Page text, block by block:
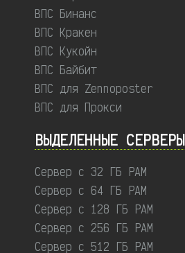
ВПС Бинанс
ВПС Кракен
ВПС Кукойн
ВПС Байбит
ВПС для Zennoposter
ВПС для Прокси
ВЫДЕЛЕННЫЕ CЕРВЕРЫ
Сервер с 32 ГБ РАМ
Сервер с 64 ГБ РАМ
Сервер с 128 ГБ РАМ
Сервер с 256 ГБ РАМ
Сервер с 512 ГБ РАМ